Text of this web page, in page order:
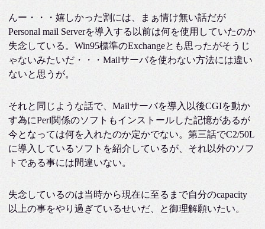
んー・・・嬉しかった割には、まぁ情け無い話だが
Personal mail Serverを導入する以前は何を使用していたのか
失念している。Win95標準のExchangeとも思ったがそうじ
ゃないみたいだ・・・Mailサーバを使わない方法には違い
ないと思うが。
それと同じような話で、Mailサーバを導入以後CGIを動か
す為にPerl関係のソフトもインストールした記憶があるが
今となっては何を入れたのか定かでない。第三話でC2/50L
に導入しているソフトを紹介しているが、それ以外のソフ
トである事には間違いない。
失念しているのは当時から現在に至るまで自分のcapacity
以上の事をやり過ぎているせいだ、と御理解願いたい。